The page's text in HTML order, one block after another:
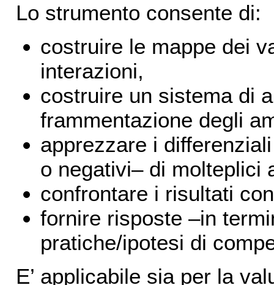
Lo strumento consente di:
costruire le mappe dei
interazioni,
costruire un sistema di
frammentazione degli
apprezzare i
o negativi– di molteplici
confrontare i risultati
fornire risposte –in
pratiche/ipotesi di
E’ applicabile sia per la